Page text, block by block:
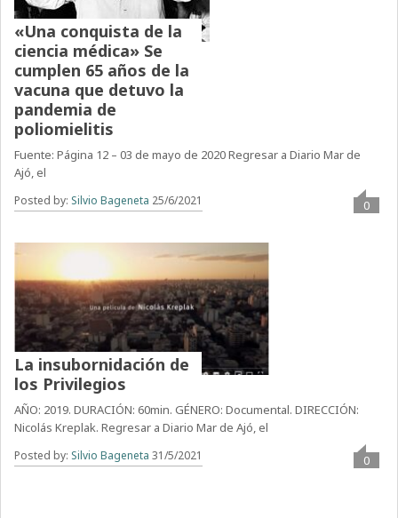
«Una conquista de la
ciencia médica» Se
cumplen 65 años de la
vacuna que detuvo la
pandemia de
poliomielitis
Fuente: Página 12 – 03 de mayo de 2020 Regresar a Diario Mar de
Ajó, el
Posted by: Silvio Bageneta 25/6/2021 0
La insubornidación de
los Privilegios
AÑO: 2019. DURACIÓN: 60min. GÉNERO: Documental. DIRECCIÓN:
Nicolás Kreplak. Regresar a Diario Mar de Ajó, el
Posted by: Silvio Bageneta 31/5/2021 0